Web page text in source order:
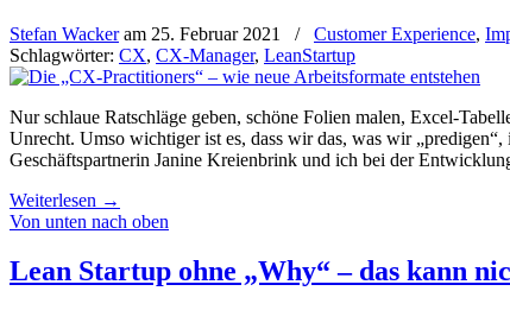
Stefan Wackeram 25. Februar 2021 / Customer Experience,
Schlagwörter: CX, CX-Manager, LeanStartup
Nur schlaue Ratschläge geben, schöne Folien malen, Excel-
Unrecht. Umso wichtiger ist es, dass wir das, was wir
Geschäftspartnerin Janine Kreienbrink und ich bei der
Weiterlesen →
Von unten nach oben
Lean Startup ohne „Why“ – das kann